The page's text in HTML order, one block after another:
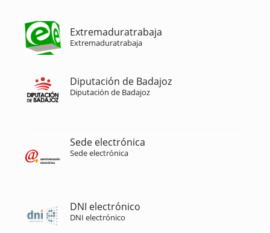
Extremaduratrabaja
Extremaduratrabaja
Diputación de Badajoz
Diputación de Badajoz
Sede electrónica
Sede electrónica
DNI electrónico
DNI electrónico